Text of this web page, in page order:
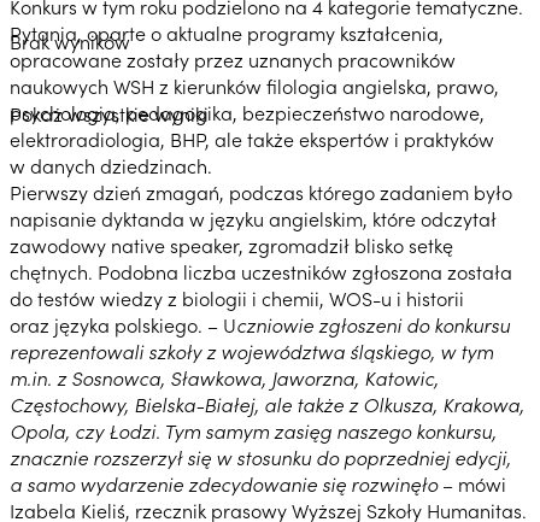
Brak wyników
Pokaż wszystkie wyniki
Konkurs w tym roku podzielono na 4 kategorie tematyczne.
Pytania, oparte o aktualne programy kształcenia,
opracowane zostały przez uznanych pracowników
naukowych WSH z kierunków filologia angielska, prawo,
psychologia, pedagogika, bezpieczeństwo narodowe,
elektroradiologia, BHP, ale także ekspertów i praktyków
w danych dziedzinach.
Pierwszy dzień zmagań, podczas którego zadaniem było
napisanie dyktanda w języku angielskim, które odczytał
zawodowy native speaker, zgromadził blisko setkę
chętnych. Podobna liczba uczestników zgłoszona została
do testów wiedzy z biologii i chemii, WOS-u i historii
oraz języka polskiego. – Uczniowie zgłoszeni do konkursu
reprezentowali szkoły z województwa śląskiego, w tym
m.in. z Sosnowca, Sławkowa, Jaworzna, Katowic,
Częstochowy, Bielska-Białej, ale także z Olkusza, Krakowa,
Opola, czy Łodzi. Tym samym zasięg naszego konkursu,
znacznie rozszerzył się w stosunku do poprzedniej edycji,
a samo wydarzenie zdecydowanie się rozwinęło– mówi
Izabela Kieliś, rzecznik prasowy Wyższej Szkoły Humanitas.